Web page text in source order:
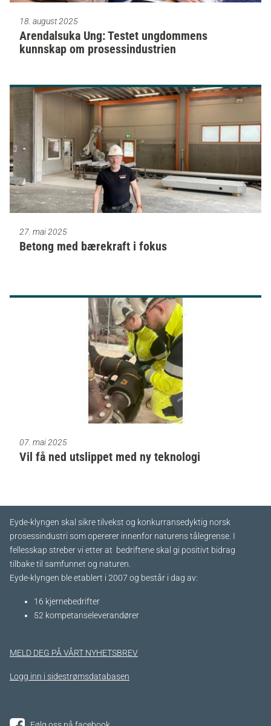
18. august 2025
Arendalsuka Ung: Testet ungdommens
kunnskap om prosessindustrien
27. mai 2025
Betong med bærekraft i fokus
07. mai 2025
Vil få ned utslippet med ny teknologi
Eyde-klyngen skal sikre tilvekst og konkurransedyktig norsk
prosessindustri som opererer innenfor naturens tålegrense. I
fellesskap streber vi etter at bedriftene skal gi positivt bidrag
tilbake til samfunnet og naturen.
Eyde-klyngen ble etablert i 2007 og består i dag av:
16 kjernebedrifter​
52 kompetanseleverandører
MELD DEG PÅ VÅRT NYHETSBREV
Logg inn i sidestrømsdatabasen